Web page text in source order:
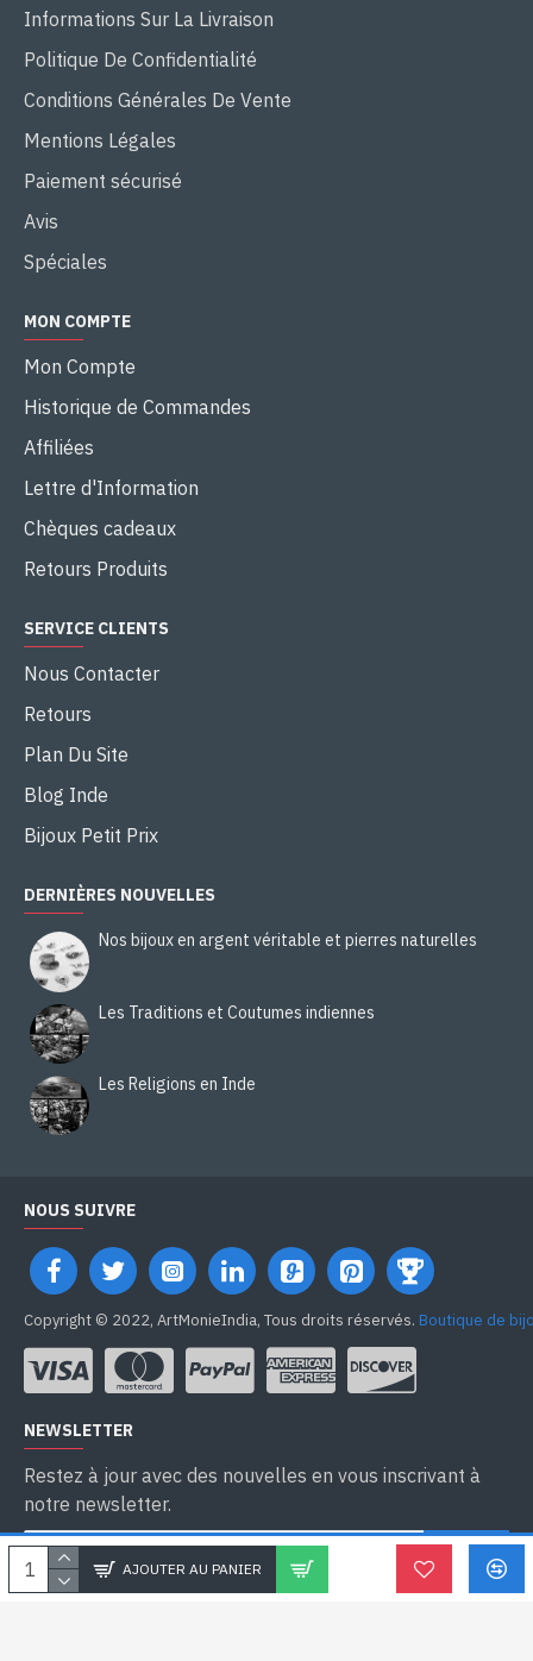
AJOUTER AU PANIER
Informations Sur La Livraison
Politique De Confidentialité
Conditions Générales De Vente
Mentions Légales
Paiement sécurisé
Avis
Spéciales
MON COMPTE
Mon Compte
Historique de Commandes
Affiliées
Lettre d'Information
Chèques cadeaux
Retours Produits
SERVICE CLIENTS
Nous Contacter
Retours
Plan Du Site
Blog Inde
Bijoux Petit Prix
DERNIÈRES NOUVELLES
Nos bijoux en argent véritable et pierres naturelles
Les Traditions et Coutumes indiennes
Les Religions en Inde
NOUS SUIVRE
Copyright © 2022, ArtMonieIndia, Tous droits réservés. Boutique de
NEWSLETTER
Restez à jour avec des nouvelles en vous inscrivant à
notre newsletter.